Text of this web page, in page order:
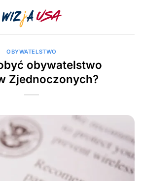
OBYWATELSTWO
obywatelstwo
Zjednoczonych?